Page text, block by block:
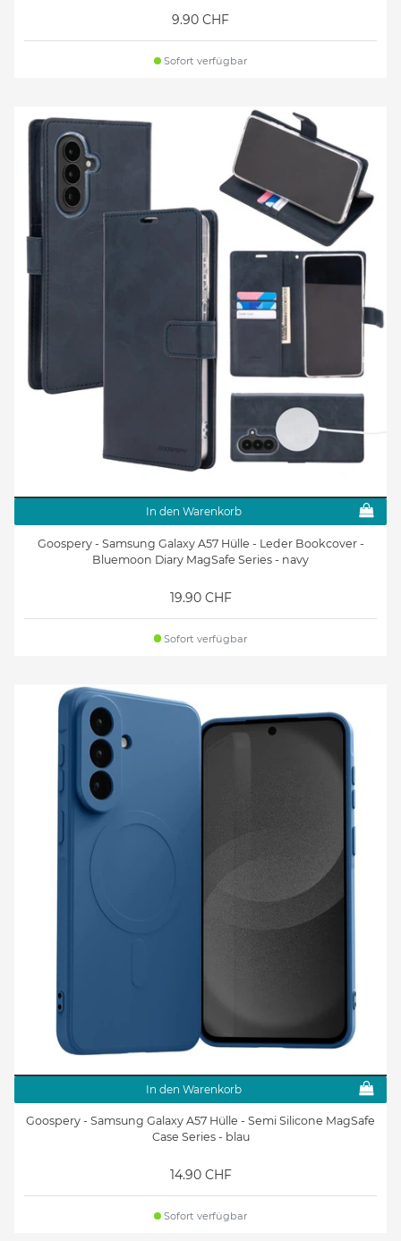
9.90 CHF
Sofort verfügbar
In den Warenkorb
Goospery - Samsung Galaxy A57 Hülle - Leder Bookcover -
Bluemoon Diary MagSafe Series - navy
19.90 CHF
Sofort verfügbar
In den Warenkorb
Goospery - Samsung Galaxy A57 Hülle - Semi Silicone MagSafe
Case Series - blau
14.90 CHF
Sofort verfügbar